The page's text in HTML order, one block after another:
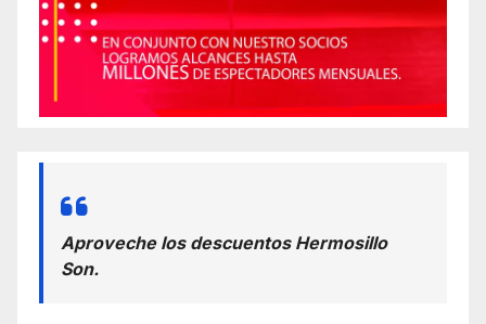
Aproveche los descuentos Hermosillo
Son.